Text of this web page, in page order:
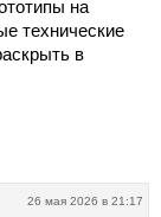
на
технические
в
26 мая 2026 в 21:17